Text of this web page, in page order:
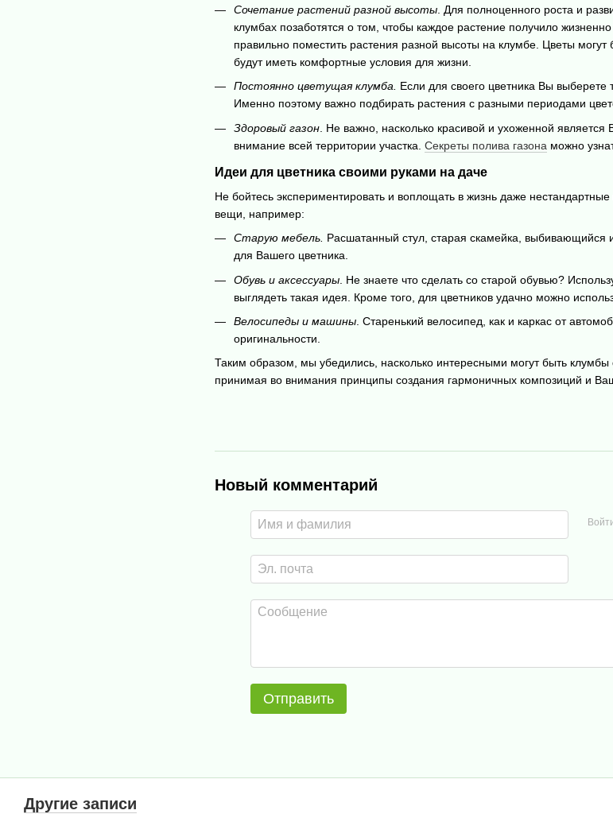
Сочетание растений разной высоты . Для полноценного роста и
клумбах позаботятся о том, чтобы каждое растение получило
правильно поместить растения разной высоты на клумбе. Цветы
будут иметь комфортные условия для жизни.
Постоянно цветущая клумба. Если для своего цветника Вы
Именно поэтому важно подбирать растения с разными периодами
Здоровый газон . Не важно, насколько красивой и ухоженной
внимание всей территории участка. Секреты полива газона можно
Идеи для цветника своими руками на даче
Не бойтесь экспериментировать и воплощать в жизнь даже
вещи, например:
Старую мебель. Расшатанный стул, старая скамейка, выбивающийся
для Вашего цветника.
Обувь и аксессуары . Не знаете что сделать со старой обувью?
выглядеть такая идея. Кроме того, для цветников удачно можно
Велосипеды и машины . Старенький велосипед, как и каркас от
оригинальности.
Таким образом, мы убедились, насколько интересными могут быть
принимая во внимания принципы создания гармоничных композиций и
Новый комментарий
Отправить
Другие записи